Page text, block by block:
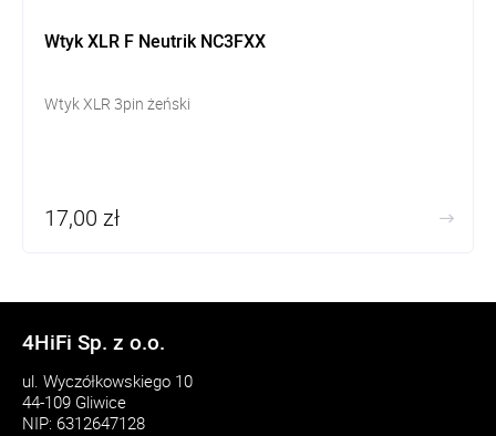
Wtyk XLR F Neutrik NC3FXX
Wtyk XLR 3pin żeński
17,00 zł
4HiFi Sp. z o.o.
ul. Wyczółkowskiego 10
44-109 Gliwice
NIP: 6312647128